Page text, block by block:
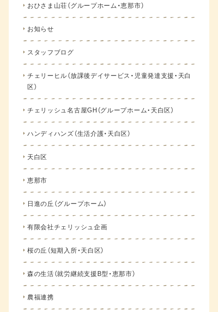
おひさま山荘（グループホーム・恵那市）
お知らせ
スタッフブログ
チェリーヒル（放課後デイサービス・児童発達支援・天白
区）
チェリッシュ名古屋GH（グループホーム・天白区）
ハンディハンズ（生活介護・天白区）
天白区
恵那市
日進の丘（グループホーム）
有限会社チェリッシュ企画
桜の丘（短期入所・天白区）
森の生活（就労継続支援B型・恵那市）
農福連携